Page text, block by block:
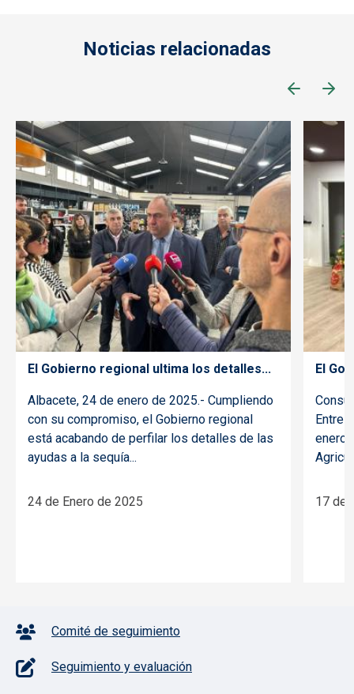
Noticias relacionadas
El Gobierno regional ultima los detalles...
Albacete, 24 de enero de 2025.- Cumpliendo
con su compromiso, el Gobierno regional
está acabando de perfilar los detalles de las
ayudas a la sequía...
24 de Enero de 2025
El
Entre
enero
17 de
Pie de página con iconos
Comité de seguimiento
Seguimiento y evaluación